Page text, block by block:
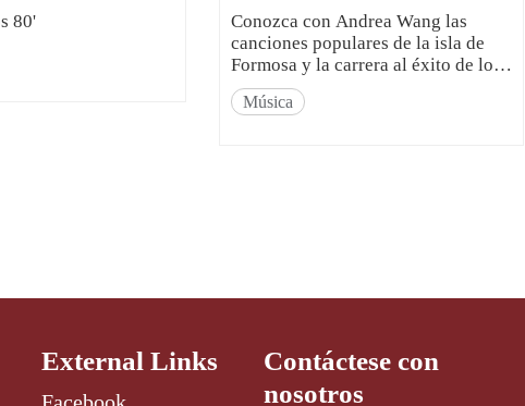
80'
Conozca con Andrea Wang las
canciones populares de la isla de
Formosa y la carrera al éxito de los
artistas en Taiwán. ¡Ah! ¡También
hay algunas historias de amor y
Música
External Links
Contáctese con
nosotros